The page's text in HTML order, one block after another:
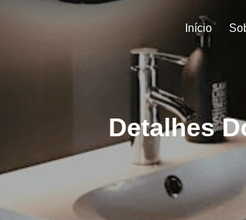
Início
Detalhes